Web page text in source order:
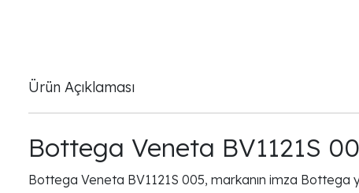
Ürün Açıklaması
Bottega Veneta BV1121S
Bottega Veneta BV1121S 005, markanın imza